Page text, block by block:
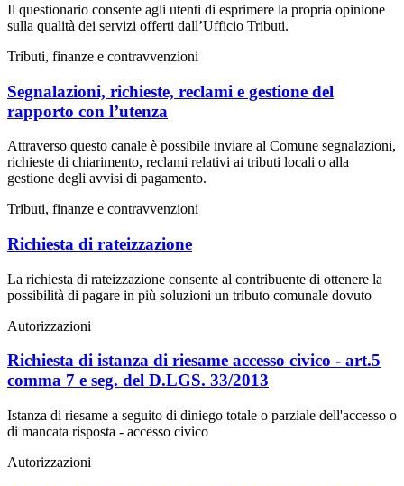
Il questionario consente agli utenti di esprimere la propria opinione
sulla qualità dei servizi offerti dall’Ufficio Tributi.
Tributi, finanze e contravvenzioni
Segnalazioni, richieste, reclami e gestione del
rapporto con l’utenza
Attraverso questo canale è possibile inviare al Comune segnalazioni,
richieste di chiarimento, reclami relativi ai tributi locali o alla
gestione degli avvisi di pagamento.
Tributi, finanze e contravvenzioni
Richiesta di rateizzazione
La richiesta di rateizzazione consente al contribuente di ottenere la
possibilità di pagare in più soluzioni un tributo comunale dovuto
Autorizzazioni
Richiesta di istanza di riesame accesso civico - art.5
comma 7 e seg. del D.LGS. 33/2013
Istanza di riesame a seguito di diniego totale o parziale dell'accesso o
di mancata risposta - accesso civico
Autorizzazioni